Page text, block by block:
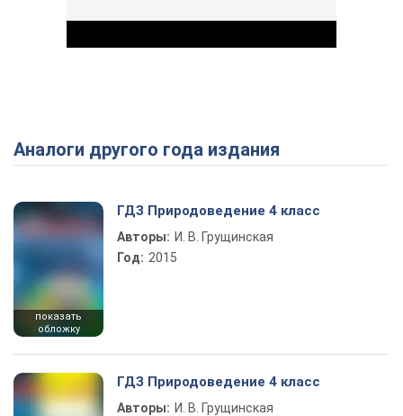
Play Video
Аналоги другого года издания
показать
обложку
ГДЗ Природоведение 4 класс
Авторы: И. В. Грущинская
Год: 2015
ГДЗ Природоведение 4 класс
Авторы: И. В. Грущинская